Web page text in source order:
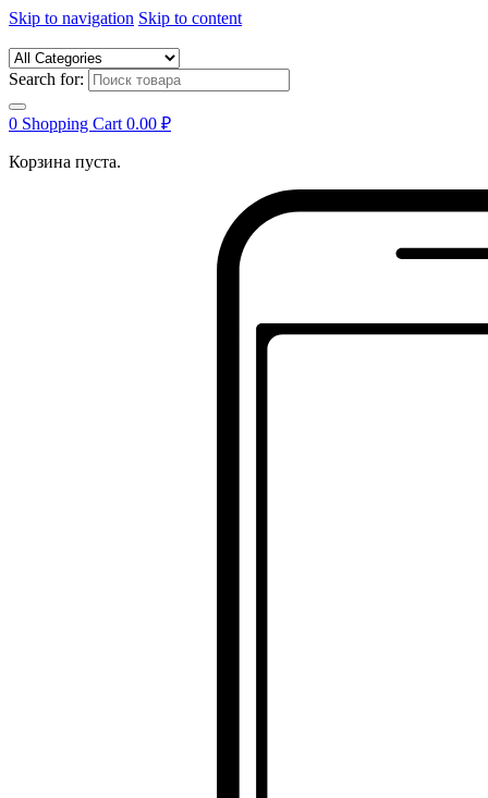
Skip to navigation Skip to content
Search for:
0 Shopping Cart 0.00 ₽
Корзина пуста.